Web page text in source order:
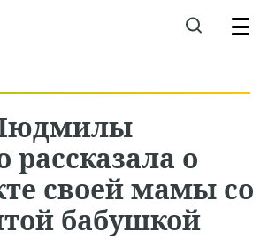
рассказала о
своей мамы со
бабушкой